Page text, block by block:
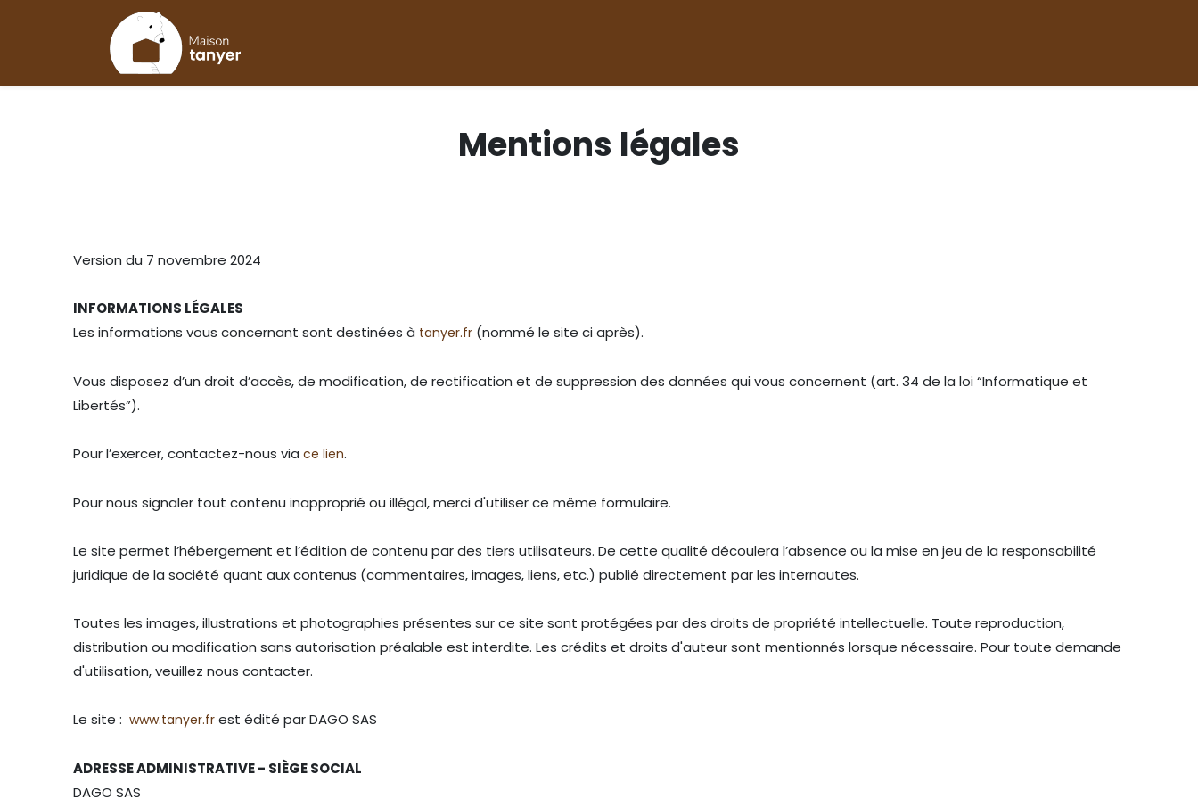
Mentions légales
Version du 7 novembre 2024
INFORMATIONS LÉGALES
Les informations vous concernant sont destinées à tanyer.fr (nommé le site ci après).
Vous disposez d’un droit d’accès, de modification, de rectification et de suppression des données qui vous concernent (art. 34 de la loi “Informatique et
Libertés”).
Pour l’exercer, contactez-nous viace lien.
Pour nous signaler tout contenu inapproprié ou illégal, merci d'utiliser ce même formulaire.
Le site permet l’hébergement et l’édition de contenu par des tiers utilisateurs. De cette qualité découlera l’absence ou la mise en jeu de la responsabilité
juridique de la société quant aux contenus (commentaires, images, liens, etc.) publié directement par les internautes.
Toutes les images, illustrations et photographies présentes sur ce site sont protégées par des droits de propriété intellectuelle. Toute reproduction,
distribution ou modification sans autorisation préalable est interdite. Les crédits et droits d'auteur sont mentionnés lorsque nécessaire. Pour toute demande
d'utilisation, veuillez nous contacter.
Le site :www.tanyer.fr est édité par DAGO SAS
ADRESSE ADMINISTRATIVE - SIÈGE SOCIAL
DAGO SAS